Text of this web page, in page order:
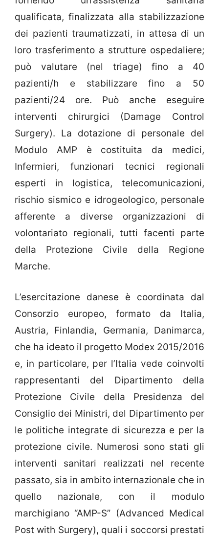
qualificata, finalizzata alla stabilizzazione
dei pazienti traumatizzati, in attesa di un
loro trasferimento a strutture ospedaliere;
può valutare (nel triage) fino a 40
pazienti/h e stabilizzare fino a 50
pazienti/24 ore. Può anche eseguire
interventi chirurgici (Damage Control
Surgery). La dotazione di personale del
Modulo AMP è costituita da medici,
Infermieri, funzionari tecnici regionali
esperti in logistica, telecomunicazioni,
rischio sismico e idrogeologico, personale
afferente a diverse organizzazioni di
volontariato regionali, tutti facenti parte
della Protezione Civile della Regione
Marche.
L’esercitazione danese è coordinata dal
Consorzio europeo, formato da Italia,
Austria, Finlandia, Germania, Danimarca,
che ha ideato il progetto Modex 2015/2016
e, in particolare, per l’Italia vede coinvolti
rappresentanti del Dipartimento della
Protezione Civile della Presidenza del
Consiglio dei Ministri, del Dipartimento per
le politiche integrate di sicurezza e per la
protezione civile. Numerosi sono stati gli
interventi sanitari realizzati nel recente
passato, sia in ambito internazionale che in
quello nazionale, con il modulo
marchigiano “AMP-S” (Advanced Medical
Post with Surgery), quali i soccorsi prestati